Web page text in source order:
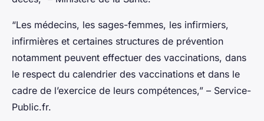
“Les médecins, les sages-femmes, les infirmiers,
infirmières et certaines structures de prévention
notamment peuvent effectuer des vaccinations, dans
le respect du calendrier des vaccinations et dans le
cadre de l’exercice de leurs compétences,” – Service-
Public.fr.